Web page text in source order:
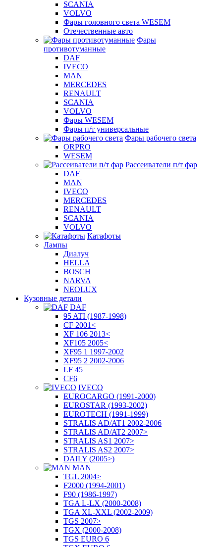
SCANIA
VOLVO
Фары головного света WESEM
Отечественные авто
Фары
противотуманные
DAF
IVECO
MAN
MERCEDES
RENAULT
SCANIA
VOLVO
Фары WESEM
Фары п/т универсальные
Фары рабочего света
ORPRO
WESEM
Рассеиватели п/т фар
DAF
MAN
IVECO
MERCEDES
RENAULT
SCANIA
VOLVO
Катафоты
Лампы
Диалуч
HELLA
BOSCH
NARVA
NEOLUX
Кузовные детали
DAF
95 ATI (1987-1998)
CF 2001<
XF 106 2013<
XF105 2005<
XF95 1 1997-2002
XF95 2 2002-2006
LF 45
CF6
IVECO
EUROCARGO (1991-2000)
EUROSTAR (1993-2002)
EUROTECH (1991-1999)
STRALIS AD/AT1 2002-2006
STRALIS AD/AT2 2007>
STRALIS AS1 2007>
STRALIS AS2 2007>
DAILY (2005>)
MAN
TGL 2004>
F2000 (1994-2001)
F90 (1986-1997)
TGA L-LX (2000-2008)
TGA XL-XXL (2002-2009)
TGS 2007>
TGX (2000-2008)
TGS EURO 6